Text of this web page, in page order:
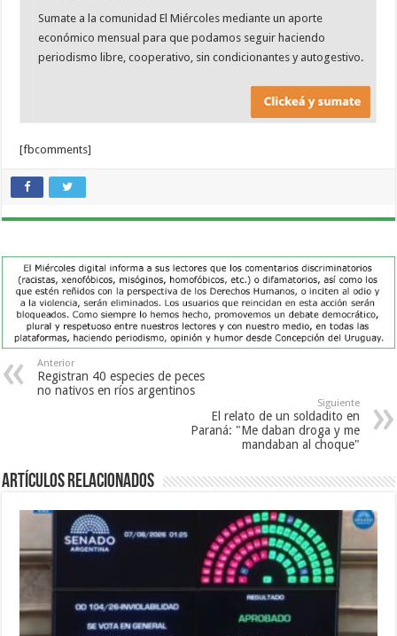
Sumate a la comunidad El Miércoles mediante un aporte
económico mensual para que podamos seguir haciendo
periodismo libre, cooperativo, sin condicionantes y autogestivo.
[fbcomments]
Anterior
Registran 40 especies de peces
no nativos en ríos argentinos
Siguiente
El relato de un soldadito en
Paraná: "Me daban droga y me
mandaban al choque"
Artículos Relacionados